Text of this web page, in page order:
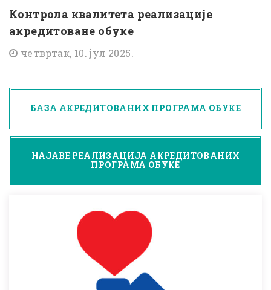
Контрола квалитета реализације
акредитоване обуке
четвртак, 10. јул 2025.
БАЗА АКРЕДИТОВАНИХ ПРОГРАМА ОБУКЕ
НАЈАВЕ РЕАЛИЗАЦИЈА АКРЕДИТОВАНИХ
ПРОГРАМА ОБУКЕ